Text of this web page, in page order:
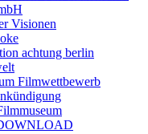
Visionen
achtung berlin
Filmwettbewerb